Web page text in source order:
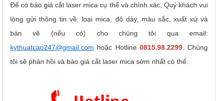
Để có báo giá cắt laser mica cụ thể và chính xác, Quý khách vui
lòng gửi thông tin về: loại mica, độ dày, màu sắc, xuất xứ và
bản vẽ (nếu có) cho chúng tôi qua email:
kythuatcao247@gmail.com hoặc Hotline 0815.98.2299. Chúng
tôi sẽ phản hồi và báo giá cắt laser mica sớm nhất có thể.